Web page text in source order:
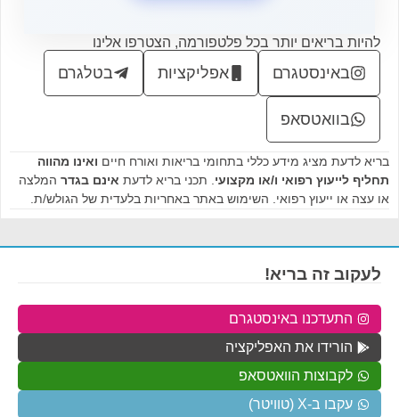
להיות בריאים יותר בכל פלטפורמה, הצטרפו אלינו
באינסטגרם אפליקציות בטלגרם
בוואטסאפ
בריא לדעת מציג מידע כללי בתחומי בריאות ואורח חיים ואינו מהווה
תחליף לייעוץ רפואי ו/או מקצועי. תכני בריא לדעת אינם בגדר המלצה
או עצה או ייעוץ רפואי. השימוש באתר באחריות בלעדית של הגולש/ת.
לעקוב זה בריא!
התעדכנו באינסטגרם
הורידו את האפליקציה
לקבוצות הוואטסאפ
עקבו ב-X (טוויטר)